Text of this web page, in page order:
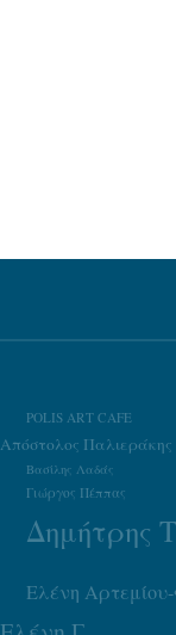
POLIS ART CAFE
Απόστολος Παλιεράκης
Βασίλης Λαδάς
Γιώργος Πέππας